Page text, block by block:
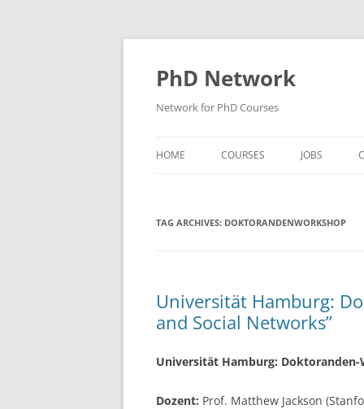
Skip
content
PhD Network
Network for PhD Courses
HOME COURSES
GESIS
HWWI
IAB
JOBS
TAG ARCHIVES: DOKTORANDENWORKSHOP
Universität Hamburg:
and Social Networks”
Universität Hamburg: Doktoranden-
Dozent: Prof. Matthew Jackson